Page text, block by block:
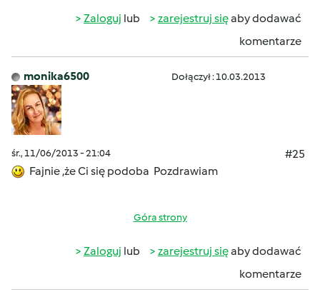
Zaloguj lub zarejestruj sięaby dodawać
komentarze
monika6500 Dołączył : 10.03.2013
śr., 11/06/2013 - 21:04
#25
Fajnie ,że Ci się podoba Pozdrawiam
Góra strony
Zaloguj lub zarejestruj sięaby dodawać
komentarze